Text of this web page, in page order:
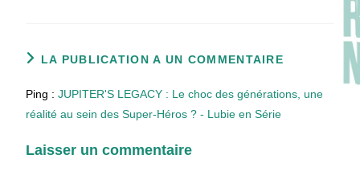
LA PUBLICATION A UN COMMENTAIRE
Ping :JUPITER'S LEGACY : Le choc des générations, une
réalité au sein des Super-Héros ? - Lubie en Série
Laisser un commentaire